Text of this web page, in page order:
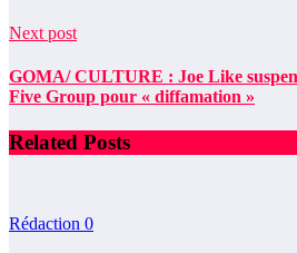
Next post
GOMA/ CULTURE : Joe Like
Five Group pour « diffamation »
Related Posts
Rédaction 0